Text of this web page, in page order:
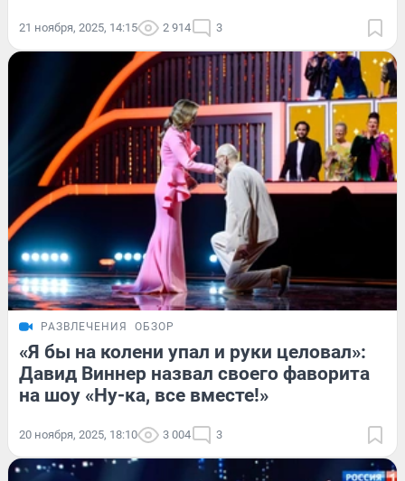
21 ноября, 2025, 14:15 2 914 3
РАЗВЛЕЧЕНИЯ ОБЗОР
«Я бы на колени упал и руки целовал»:
Давид Виннер назвал своего фаворита
на шоу «Ну-ка, все вместе!»
20 ноября, 2025, 18:10 3 004 3